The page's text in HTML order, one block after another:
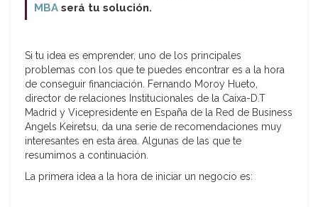
MBA será tu solución.
Si tu idea es emprender, uno de los principales
problemas con los que te puedes encontrar es a la hora
de conseguir financiación. Fernando Moroy Hueto,
director de relaciones Institucionales de la Caixa-D.T
Madrid y Vicepresidente en España de la Red de Business
Angels Keiretsu, da una serie de recomendaciones muy
interesantes en esta área. Algunas de las que te
resumimos a continuación.
La primera idea a la hora de iniciar un negocio es: